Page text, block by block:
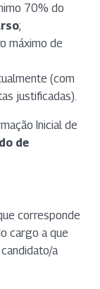
70% do
;
máximo de
(com
justificadas).
Inicial de
de
corresponde
cargo a que
a